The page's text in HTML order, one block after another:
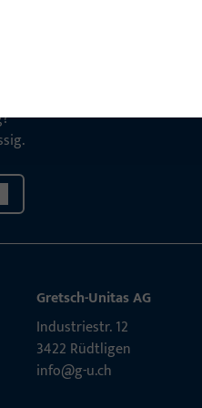
Gretsch-Unitas AG
Indu­s­triestr. 12
3422 Rüdt­ligen
info@g-u.ch